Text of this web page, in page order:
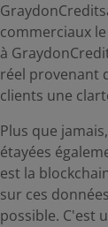
commerciaux
à
réel provenant
clients une
Plus que
étayées
est la
sur ces
possible. C'est